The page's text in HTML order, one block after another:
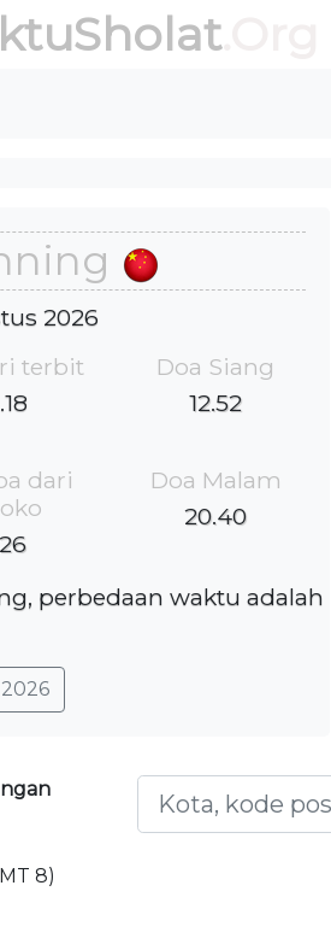
.Org
2026
terbit
Doa Siang
12.52
dari
Doa Malam
20.40
perbedaan waktu adalah
8)